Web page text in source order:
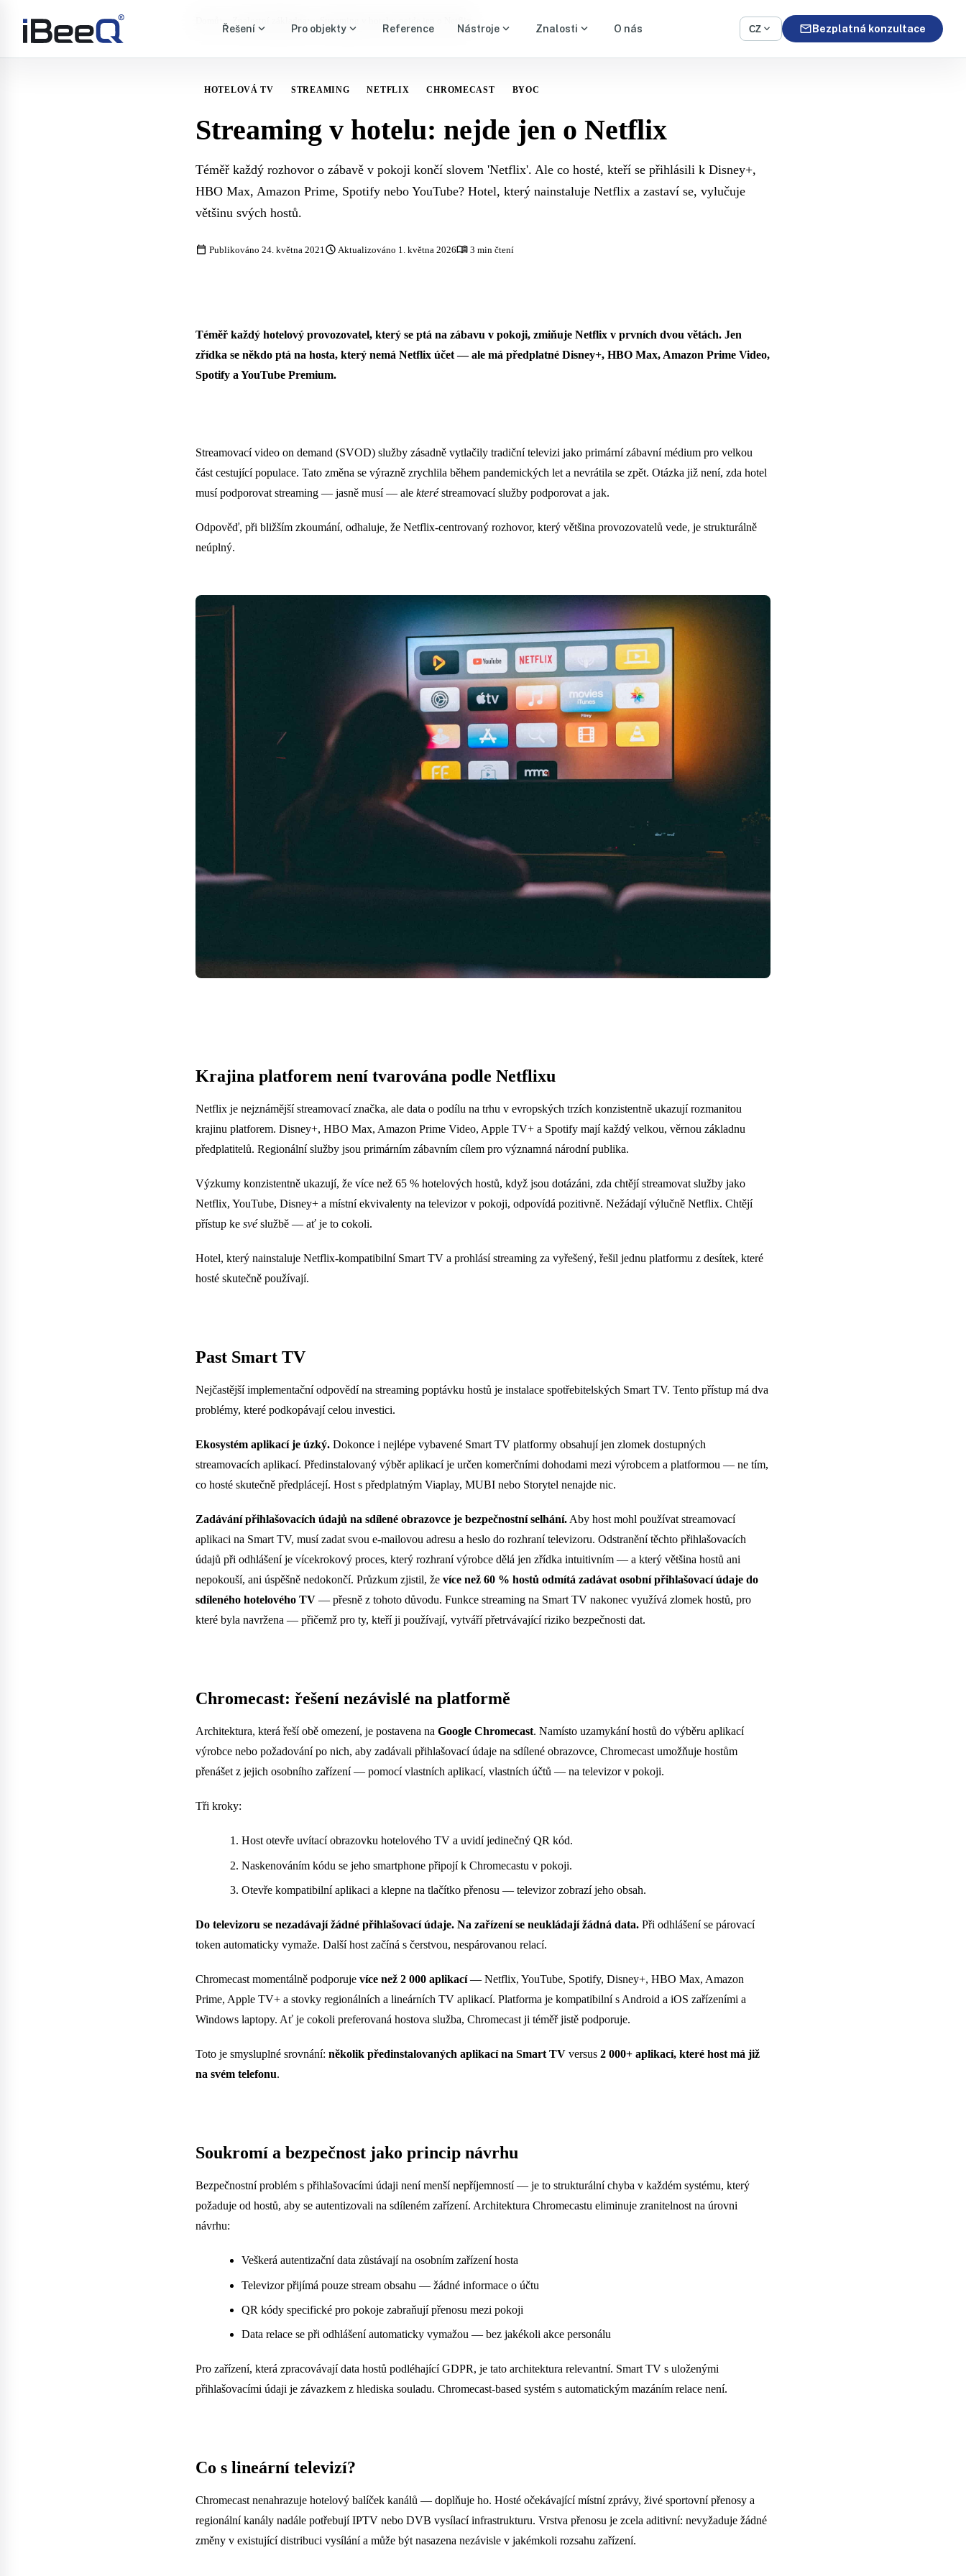
Řešeníexpand_more Pro objektyexpand_more Reference Nástrojeexpand_more Znalosti expand_more O nás CZ expand_more mail Bezplatná konzultace
HOTELOVÁ TV STREAMING NETFLIX CHROMECAST BYOC
Streaming v hotelu: nejde jen o Netflix
Téměř každý rozhovor o zábavě v pokoji končí slovem 'Netflix'. Ale co hosté, kteří se přihlásili k Disney+,
HBO Max, Amazon Prime, Spotify nebo YouTube? Hotel, který nainstaluje Netflix a zastaví se, vylučuje
většinu svých hostů.
calendar_today Publikováno 24. května 2021schedule Aktualizováno 1. května 2026menu_book 3 min čtení
Téměř každý hotelový provozovatel, který se ptá na zábavu v pokoji, zmiňuje Netflix v prvních dvou větách. Jen
zřídka se někdo ptá na hosta, který nemá Netflix účet — ale má předplatné Disney+, HBO Max, Amazon Prime Video,
Spotify a YouTube Premium.
Streamovací video on demand (SVOD) služby zásadně vytlačily tradiční televizi jako primární zábavní médium pro velkou
část cestující populace. Tato změna se výrazně zrychlila během pandemických let a nevrátila se zpět. Otázka již není, zda hotel
musí podporovat streaming — jasně musí — ale kteréstreamovací služby podporovat a jak.
Odpověď, při bližším zkoumání, odhaluje, že Netflix-centrovaný rozhovor, který většina provozovatelů vede, je strukturálně
neúplný.
Krajina platforem není tvarována podle Netflixu
Netflix je nejznámější streamovací značka, ale data o podílu na trhu v evropských trzích konzistentně ukazují rozmanitou
krajinu platforem. Disney+, HBO Max, Amazon Prime Video, Apple TV+ a Spotify mají každý velkou, věrnou základnu
předplatitelů. Regionální služby jsou primárním zábavním cílem pro významná národní publika.
Výzkumy konzistentně ukazují, že více než 65 % hotelových hostů, když jsou dotázáni, zda chtějí streamovat služby jako
Netflix, YouTube, Disney+ a místní ekvivalenty na televizor v pokoji, odpovídá pozitivně. Nežádají výlučně Netflix. Chtějí
přístup ke svéslužbě — ať je to cokoli.
Hotel, který nainstaluje Netflix-kompatibilní Smart TV a prohlásí streaming za vyřešený, řešil jednu platformu z desítek, které
hosté skutečně používají.
Past Smart TV
Nejčastější implementační odpovědí na streaming poptávku hostů je instalace spotřebitelských Smart TV. Tento přístup má dva
problémy, které podkopávají celou investici.
Ekosystém aplikací je úzký. Dokonce i nejlépe vybavené Smart TV platformy obsahují jen zlomek dostupných
streamovacích aplikací. Předinstalovaný výběr aplikací je určen komerčními dohodami mezi výrobcem a platformou — ne tím,
co hosté skutečně předplácejí. Host s předplatným Viaplay, MUBI nebo Storytel nenajde nic.
Zadávání přihlašovacích údajů na sdílené obrazovce je bezpečnostní selhání. Aby host mohl používat streamovací
aplikaci na Smart TV, musí zadat svou e-mailovou adresu a heslo do rozhraní televizoru. Odstranění těchto přihlašovacích
údajů při odhlášení je vícekrokový proces, který rozhraní výrobce dělá jen zřídka intuitivním — a který většina hostů ani
nepokouší, ani úspěšně nedokončí. Průzkum zjistil, že více než 60 % hostů odmítá zadávat osobní přihlašovací údaje do
sdíleného hotelového TV — přesně z tohoto důvodu. Funkce streaming na Smart TV nakonec využívá zlomek hostů, pro
které byla navržena — přičemž pro ty, kteří ji používají, vytváří přetrvávající riziko bezpečnosti dat.
Chromecast: řešení nezávislé na platformě
Architektura, která řeší obě omezení, je postavena na Google Chromecast. Namísto uzamykání hostů do výběru aplikací
výrobce nebo požadování po nich, aby zadávali přihlašovací údaje na sdílené obrazovce, Chromecast umožňuje hostům
přenášet z jejich osobního zařízení — pomocí vlastních aplikací, vlastních účtů — na televizor v pokoji.
Tři kroky:
Host otevře uvítací obrazovku hotelového TV a uvidí jedinečný QR kód.
Naskenováním kódu se jeho smartphone připojí k Chromecastu v pokoji.
Otevře kompatibilní aplikaci a klepne na tlačítko přenosu — televizor zobrazí jeho obsah.
Do televizoru se nezadávají žádné přihlašovací údaje. Na zařízení se neukládají žádná data. Při odhlášení se párovací
token automaticky vymaže. Další host začíná s čerstvou, nespárovanou relací.
Chromecast momentálně podporuje více než 2 000 aplikací— Netflix, YouTube, Spotify, Disney+, HBO Max, Amazon
Prime, Apple TV+ a stovky regionálních a lineárních TV aplikací. Platforma je kompatibilní s Android a iOS zařízeními a
Windows laptopy. Ať je cokoli preferovaná hostova služba, Chromecast ji téměř jistě podporuje.
Toto je smysluplné srovnání: několik předinstalovaných aplikací na Smart TV versus 2 000+ aplikací, které host má již
na svém telefonu.
Soukromí a bezpečnost jako princip návrhu
Bezpečnostní problém s přihlašovacími údaji není menší nepříjemností — je to strukturální chyba v každém systému, který
požaduje od hostů, aby se autentizovali na sdíleném zařízení. Architektura Chromecastu eliminuje zranitelnost na úrovni
návrhu:
Veškerá autentizační data zůstávají na osobním zařízení hosta
Televizor přijímá pouze stream obsahu — žádné informace o účtu
QR kódy specifické pro pokoje zabraňují přenosu mezi pokoji
Data relace se při odhlášení automaticky vymažou — bez jakékoli akce personálu
Pro zařízení, která zpracovávají data hostů podléhající GDPR, je tato architektura relevantní. Smart TV s uloženými
přihlašovacími údaji je závazkem z hlediska souladu. Chromecast-based systém s automatickým mazáním relace není.
Co s lineární televizí?
Chromecast nenahrazuje hotelový balíček kanálů — doplňuje ho. Hosté očekávající místní zprávy, živé sportovní přenosy a
regionální kanály nadále potřebují IPTV nebo DVB vysílací infrastrukturu. Vrstva přenosu je zcela aditivní: nevyžaduje žádné
změny v existující distribuci vysílání a může být nasazena nezávisle v jakémkoli rozsahu zařízení.